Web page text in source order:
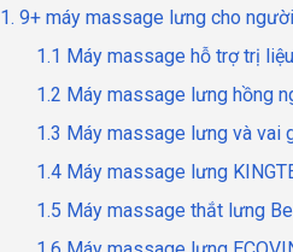
1. 9+ máy massage lưng cho
1.1 Máy massage hỗ trợ trị
1.2 Máy massage lưng hồng
1.3 Máy massage lưng và vai
1.4 Máy massage lưng
1.5 Máy massage thắt lưng